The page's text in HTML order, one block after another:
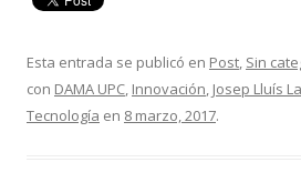
Esta entrada se publicó en Post Sin
con DAMA UPC Innovación Josep Lluís
Tecnología en 8 marzo, 2017.